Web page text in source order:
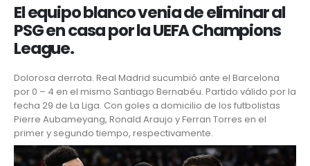
El equipo blanco venia de eliminar al
PSG en casa por la UEFA Champions
League.
Dolorosa derrota. Real Madrid sucumbió ante el Barcelona
por 0 – 4 en el mismo Santiago Bernabéu. Partido válido por la
fecha 29 de La Liga. Con goles a domicilio de los futbolistas
Pierre Aubameyang, Ronald Araujo y Ferran Torres en el
primer y segundo tiempo, respectivamente.